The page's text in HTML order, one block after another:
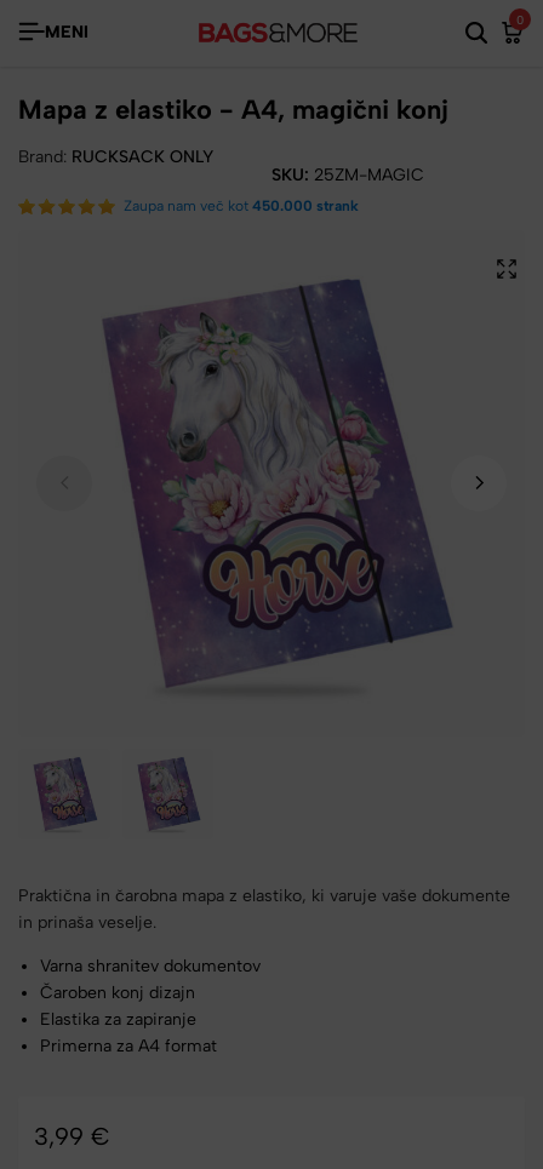
MENI
0
Mapa z elastiko - A4, magični konj
Brand: RUCKSACK ONLY
SKU: 25ZM-MAGIC
Zaupa nam več kot 450.000 strank
Praktična in čarobna mapa z elastiko, ki varuje vaše dokumente
in prinaša veselje.
Varna shranitev dokumentov
Čaroben konj dizajn
Elastika za zapiranje
Primerna za A4 format
3,99 €